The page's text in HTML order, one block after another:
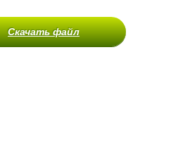
Скачать файл